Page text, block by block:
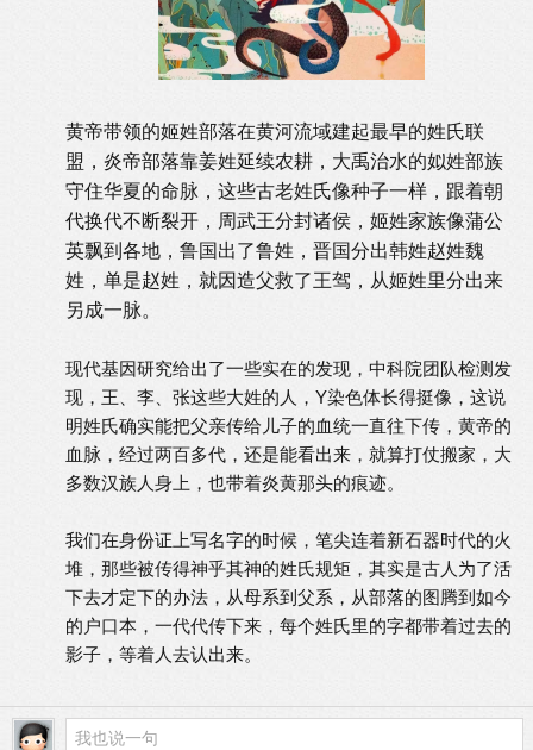
黄帝带领的姬姓部落在黄河流域建起最早的姓氏联
盟，炎帝部落靠姜姓延续农耕，大禹治水的姒姓部族
守住华夏的命脉，这些古老姓氏像种子一样，跟着朝
代换代不断裂开，周武王分封诸侯，姬姓家族像蒲公
英飘到各地，鲁国出了鲁姓，晋国分出韩姓赵姓魏
姓，单是赵姓，就因造父救了王驾，从姬姓里分出来
另成一脉。
现代基因研究给出了一些实在的发现，中科院团队检测发
现，王、李、张这些大姓的人，Y染色体长得挺像，这说
明姓氏确实能把父亲传给儿子的血统一直往下传，黄帝的
血脉，经过两百多代，还是能看出来，就算打仗搬家，大
多数汉族人身上，也带着炎黄那头的痕迹。
我们在身份证上写名字的时候，笔尖连着新石器时代的火
堆，那些被传得神乎其神的姓氏规矩，其实是古人为了活
下去才定下的办法，从母系到父系，从部落的图腾到如今
的户口本，一代代传下来，每个姓氏里的字都带着过去的
影子，等着人去认出来。